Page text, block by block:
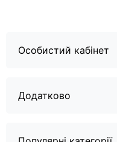
Особистий кабінет
Додатково